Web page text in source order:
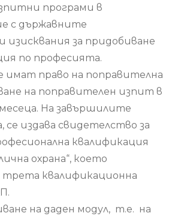
програми в
с държавните
изисквания за придобиване
по професията.
имат право на поправителна
на поправителен изпит в
На завършилите
се издава свидетелство за
квалификация
охрана“, което
трета квалификационна
на даден модул, т.е. на